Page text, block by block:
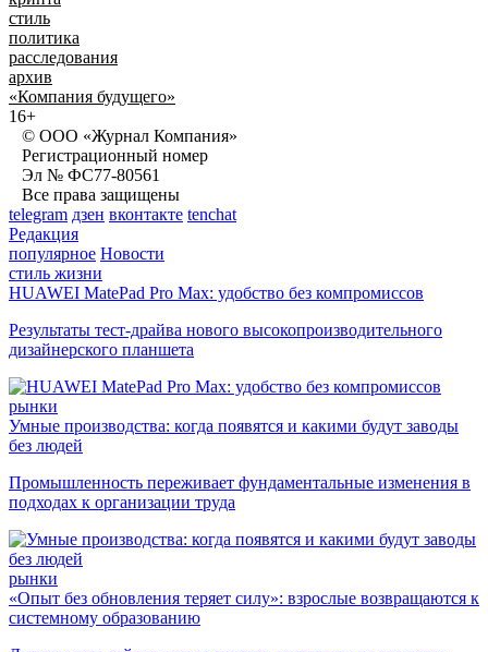
стиль
политика
расследования
архив
«Компания будущего»
16+
© ООО «Журнал Компания»
Регистрационный номер
Эл № ФС77-80561
Все права защищены
telegram дзен вконтакте tenchat
Редакция
популярное Новости
стиль жизни
HUAWEI MatePad Pro Max: удобство без компромиссов
Результаты тест-драйва нового высокопроизводительного
дизайнерского планшета
рынки
Умные производства: когда появятся и какими будут заводы
без людей
Промышленность переживает фундаментальные изменения в
подходах к организации труда
рынки
«Опыт без обновления теряет силу»: взрослые возвращаются к
системному образованию